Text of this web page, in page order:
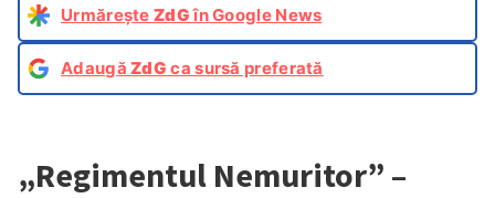
Urmărește ZdGîn Google News
AdaugăZdG ca sursă preferată
„Regimentul Nemuritor” –